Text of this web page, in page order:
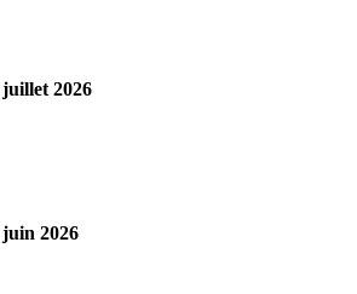
2026
2026